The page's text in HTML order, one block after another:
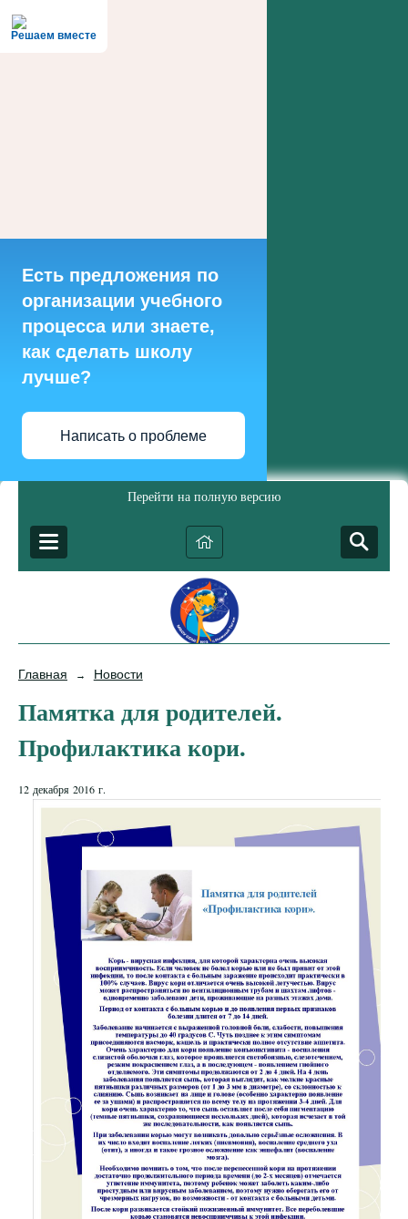
Решаем вместе
Есть предложения по
организации учебного
процесса или знаете,
как сделать школу
лучше?
Написать о проблеме
Перейти на полную версию
Главная → Новости
Памятка для родителей.
Профилактика кори.
12 декабря 2016 г.